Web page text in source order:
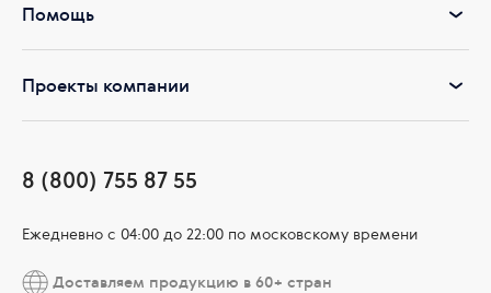
Помощь
Проекты компании
8 (800) 755 87 55
Ежедневно c 04:00 до 22:00 по московскому времени
Доставляем продукцию в 60+ стран